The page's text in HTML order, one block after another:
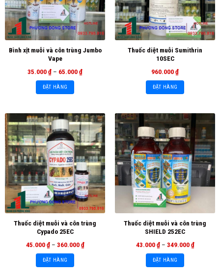
Bình xịt muỗi và côn trùng Jumbo
Vape
35.000₫ – 65.000₫
ĐẶT HÀNG
Thuốc diệt muỗi Sumithrin
10SEC
960.000₫
ĐẶT HÀNG
Thuốc diệt muỗi và côn trùng
Cypado 25EC
45.000₫ – 360.000₫
ĐẶT HÀNG
Thuốc diệt muỗi và côn trùng
SHIELD 252EC
43.000₫ – 349.000₫
ĐẶT HÀNG